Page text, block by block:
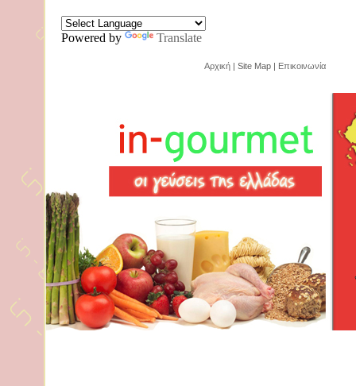
Powered by Translate
Αρχική | Site Map | Επικοινωνία